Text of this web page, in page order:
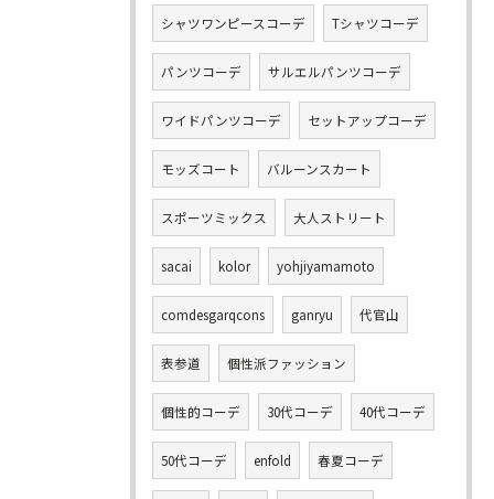
シャツワンピースコーデ Tシャツコーデ
パンツコーデ サルエルパンツコーデ
ワイドパンツコーデ セットアップコーデ
モッズコート バルーンスカート
スポーツミックス 大人ストリート
sacai kolor yohjiyamamoto
comdesgarqcons ganryu 代官山
表参道 個性派ファッション
個性的コーデ 30代コーデ 40代コーデ
50代コーデ enfold 春夏コーデ